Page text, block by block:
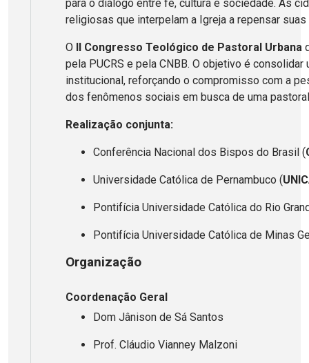
para o diálogo entre fé, cultura e sociedade. As
religiosas que interpelam a Igreja a repensar suas
O II Congresso Teológico de Pastoral Urbana
pela PUCRS e pela CNBB. O objetivo é
institucional, reforçando o compromisso com a
dos fenômenos sociais em busca de uma
Realização conjunta:
Conferência Nacional dos Bispos do Brasil (
Universidade Católica de Pernambuco (
Pontifícia Universidade Católica do Rio
Pontifícia Universidade Católica de Minas
Organização
Coordenação Geral
Dom Jânison de Sá Santos
Prof. Cláudio Vianney Malzoni